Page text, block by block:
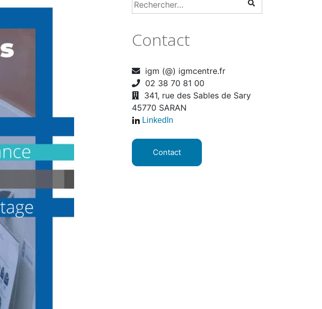
Contact
igm (@) igmcentre.fr
02 38 70 81 00
341, rue des Sables de Sary
45770 SARAN
LinkedIn
Contact